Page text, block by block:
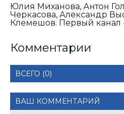
Юлия Миханова, Антон
Черкасова, Александр
Клемешов. Первый канал
Комментарии
ВСЕГО (0)
ВАШ КОММЕНТАРИЙ